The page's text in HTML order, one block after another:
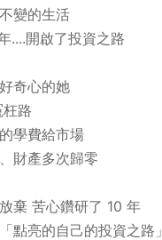
變的生活
....開啟了投資之路
奇心的她
路
學費給市場
財產多次歸零
棄 苦心鑽研了 10 年
點亮的自己的投資之路」